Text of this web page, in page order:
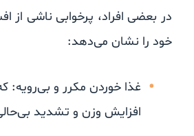
در بعضی افراد، پرخوابی ناشی از
خود را نشان می‌دهد:
غذا خوردن مکرر و بی‌رویه: که
افزایش وزن و تشدید بی‌حالی